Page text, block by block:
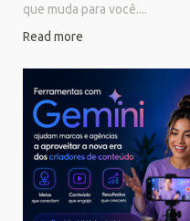
que muda para você....
Read more